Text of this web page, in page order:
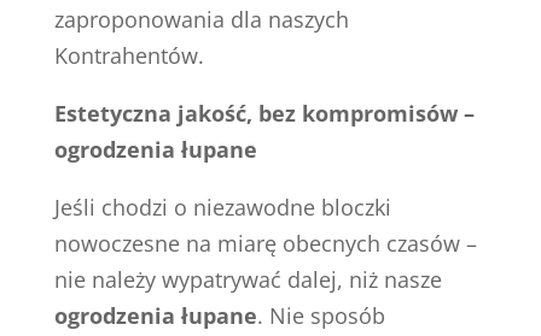
zaproponowania dla naszych
Kontrahentów.
Estetyczna jakość, bez kompromisów –
ogrodzenia łupane
Jeśli chodzi o niezawodne bloczki
nowoczesne na miarę obecnych czasów –
nie należy wypatrywać dalej, niż nasze
ogrodzenia łupane. Nie sposób